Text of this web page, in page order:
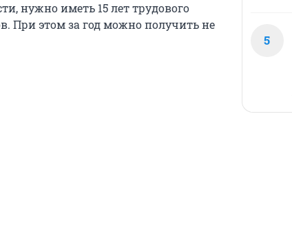
нужно иметь 15 лет трудового
При этом за год можно получить не
5